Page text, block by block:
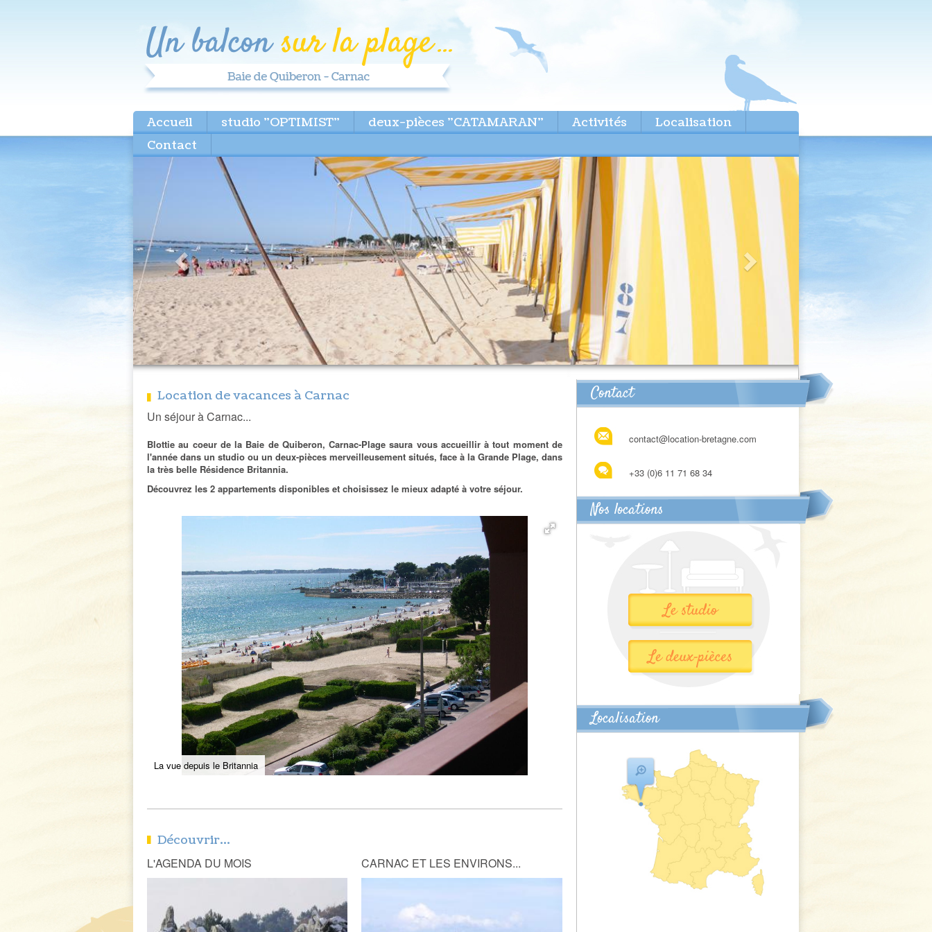
Accueil studio "OPTIMIST" deux-pièces "CATAMARAN" Activités
Localisation
Contact
Location de vacances à Carnac
Un séjour à Carnac...
Blottie au coeur de la Baie de Quiberon, Carnac-Plage saura vous accueillir à tout moment de
l'année dans un studio ou un deux-pièces merveilleusement situés, face à la Grande Plage, dans
la très belle Résidence Britannia.
Découvrez les 2 appartements disponibles et choisissez le mieux adapté à votre séjour.
La vue depuis le Britannia
Découvrir...
L'AGENDA DU MOIS
CARNAC ET LES ENVIRONS...
Contact
contact@location-bretagne.com
+33 (0)6 11 71 68 34
Nos locations
Localisation